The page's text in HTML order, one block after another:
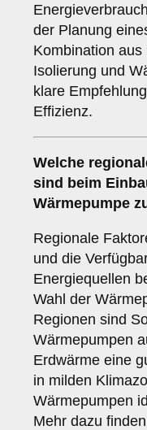
der Planung
Kombination
Isolierung und
klare
Effizienz.
Welche
sind beim
Wärmepumpe
Regionale
und die
Energiequellen
Wahl der
Regionen sind
Wärmepumpen
Erdwärme eine
in milden
Wärmepumpen
Mehr dazu